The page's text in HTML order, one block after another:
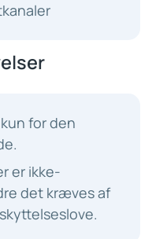
for den
er ikke-
det kræves af